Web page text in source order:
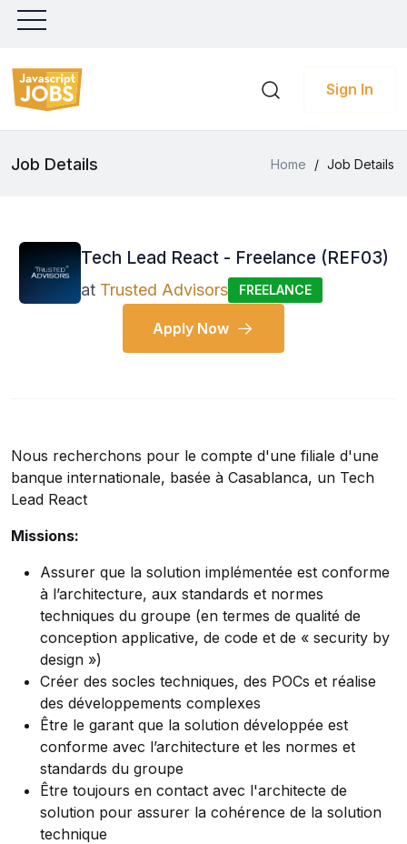
Sign In
Job Details Home / Job Details
Tech Lead React - Freelance (REF03)
at Trusted Advisors FREELANCE
Apply Now
Nous recherchons pour le compte d'une filiale d'une
banque internationale, basée à Casablanca, un Tech
Lead React
Missions:
Assurer que la solution implémentée est conforme
à l’architecture, aux standards et normes
techniques du groupe (en termes de qualité de
conception applicative, de code et de « security by
design »)
Créer des socles techniques, des POCs et réalise
des développements complexes
Être le garant que la solution développée est
conforme avec l’architecture et les normes et
standards du groupe
Être toujours en contact avec l'architecte de
solution pour assurer la cohérence de la solution
technique